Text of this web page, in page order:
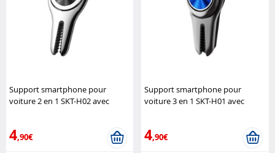
Support smartphone pour
voiture 2 en 1 SKT-H02 avec
4,90€
Support smartphone pour
voiture 3 en 1 SKT-H01 avec
4,90€